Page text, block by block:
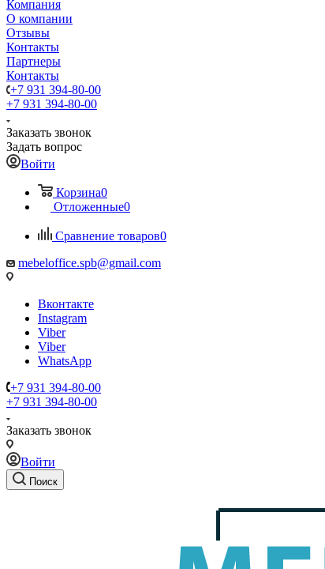
Компания
О компании
Отзывы
Контакты
Партнеры
Контакты
+7 931 394-80-00
+7 931 394-80-00
Заказать звонок
Задать вопрос
Войти
Корзина0
Отложенные0
Сравнение товаров0
mebeloffice.spb@gmail.com
Вконтакте
Instagram
Viber
Viber
WhatsApp
+7 931 394-80-00
+7 931 394-80-00
Заказать звонок
Войти
Поиск